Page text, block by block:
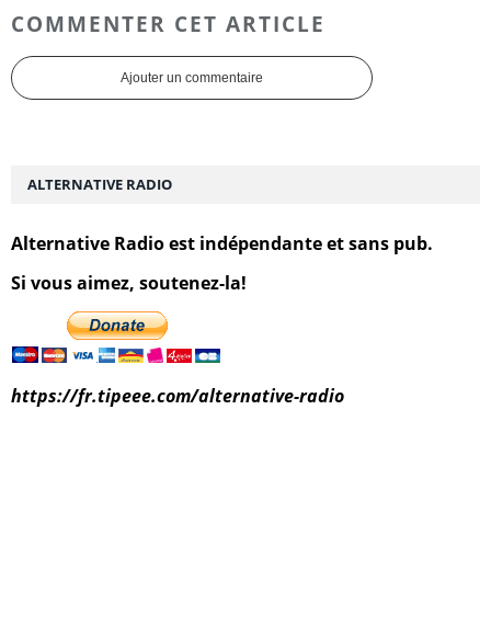
COMMENTER CET ARTICLE
Ajouter un commentaire
ALTERNATIVE RADIO
Alternative Radio est indépendante et sans pub.
Si vous aimez, soutenez-la!
https://fr.tipeee.com/alternative-radio